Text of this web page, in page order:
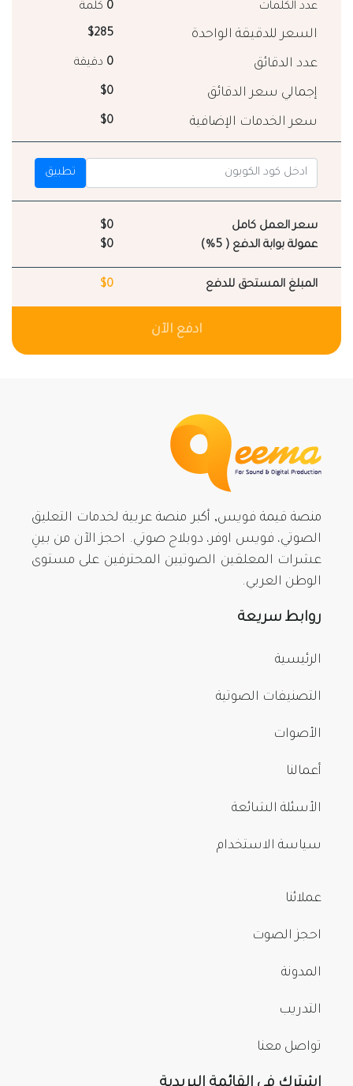
عدد الكلمات 0 كلمة
السعر للدقيقة الواحدة $285
عدد الدقائق 0 دقيقة
إجمالي سعر الدقائق $0
سعر الخدمات الإضافية $0
تطبيق
سعر العمل كامل
$0
عمولة بوابة الدفع ( 5%)
$0
المبلغ المستحق للدفع $0
ادفع الآن
منصة قيمة فويس, أكبر منصة عربية لخدمات التعليق
الصوتي، فويس اوفر، دوبلاج صوتي. احجز الآن من بينِ
عشرات المعلقين الصوتيين المحترفين على مستوى
الوطن العربي.
روابط سريعة
الرئيسية
التصنيفات الصوتية
الأصوات
أعمالنا
الأسئلة الشائعة
سياسة الاستخدام
عملائنا
احجز الصوت
المدونة
التدريب
تواصل معنا